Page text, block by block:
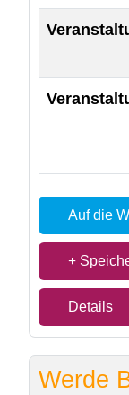
Auf die
Details
Werde